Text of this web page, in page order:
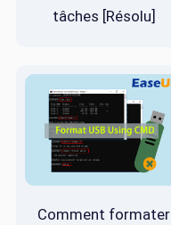
tâches [Résolu]
Comment formater